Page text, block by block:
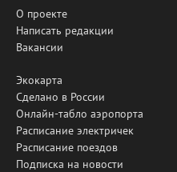
О проекте
Написать редакции
Вакансии
Экокарта
Сделано в России
Онлайн-табло аэропорта
Расписание электричек
Расписание поездов
Подписка на новости